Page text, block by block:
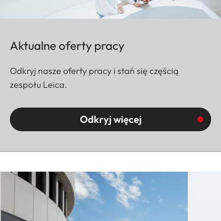
Aktualne oferty pracy
Odkryj nasze oferty pracy i stań się częścią
zespołu Leica.
Odkryj więcej